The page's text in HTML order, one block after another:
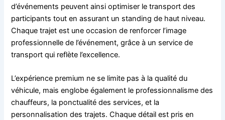
d’événements peuvent ainsi optimiser le transport des
participants tout en assurant un standing de haut niveau.
Chaque trajet est une occasion de renforcer l’image
professionnelle de l’événement, grâce à un service de
transport qui reflète l’excellence.
L’expérience premium ne se limite pas à la qualité du
véhicule, mais englobe également le professionnalisme des
chauffeurs, la ponctualité des services, et la
personnalisation des trajets. Chaque détail est pris en